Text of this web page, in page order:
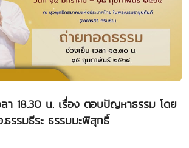
ลา 18.30 น. เรื่อง ตอบปัญหาธรรม โดย
.ธรรมธีระ ธรรมมะพิสุทธิ์